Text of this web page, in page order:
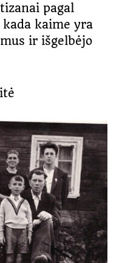
pagal
kaime yra
ir išgelbėjo